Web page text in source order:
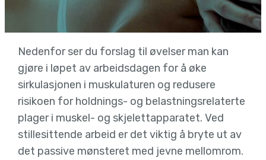
Nedenfor ser du forslag til øvelser man kan
gjøre i løpet av arbeidsdagen for å øke
sirkulasjonen i muskulaturen og redusere
risikoen for holdnings- og belastningsrelaterte
plager i muskel- og skjelettapparatet. Ved
stillesittende arbeid er det viktig å bryte ut av
det passive mønsteret med jevne mellomrom.